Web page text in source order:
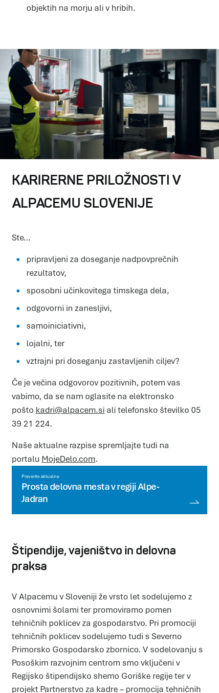
objektih na morju ali v hribih.
KARIRERNE PRILOŽNOSTI V
ALPACEMU SLOVENIJE
Ste…
pripravljeni za doseganje nadpovprečnih
rezultatov,
sposobni učinkovitega timskega dela,
odgovorni in zanesljivi,
samoiniciativni,
lojalni, ter
vztrajni pri doseganju zastavljenih ciljev?
Če je večina odgovorov pozitivnih, potem vas
vabimo, da se nam oglasite na elektronsko
pošto kadri@alpacem.si ali telefonsko številko 05
39 21 224.
Naše aktualne razpise spremljajte tudi na
portalu MojeDelo.com.
Preverite aktualna
Prosta delovna mesta v regiji Alpe-
Jadran
Štipendije, vajeništvo in delovna
praksa
V Alpacemu v Sloveniji že vrsto let sodelujemo z
osnovnimi šolami ter promoviramo pomen
tehničnih poklicev za gospodarstvo. Pri promociji
tehničnih poklicev sodelujemo tudi s Severno
Primorsko Gospodarsko zbornico. V sodelovanju s
Posoškim razvojnim centrom smo vključeni v
Regijsko štipendijsko shemo Goriške regije ter v
projekt Partnerstvo za kadre – promocija tehničnih
Piškotke uporabljamo za prilagoditev vsebin in oglasov, za
prometa. Poleg tega delimo informacije o vaši uporabi našega
mesta z našimi partnerji s področja družbenih medijev,
oglaševanja in analitike, ki jih morda kombinirajo z drugimi
informacijami, ki ste jim jih posredovali ali pa so jih zbrali skozi
Več o piškotkih
Zahtevani piškotki naredijo spletno stran uporabno, saj